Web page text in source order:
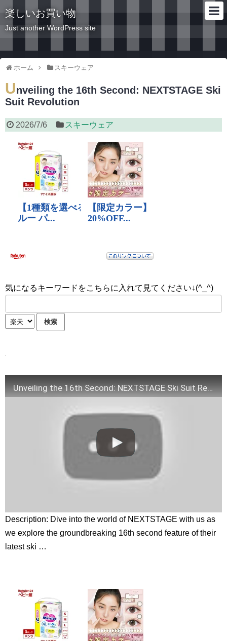
楽しいお買い物
Just another WordPress site
ホーム スキーウェア
Unveiling the 16th Second: NEXTSTAGE Ski
Suit Revolution
2026/7/6 スキーウェア
気になるキーワードをこちらに入れて見てください↓(^_^)
Unveiling the 16th Second: NEXTSTAGE Ski Suit Revolution
Description: Dive into the world of NEXTSTAGE with us as
we explore the groundbreaking 16th second feature of their
latest ski …